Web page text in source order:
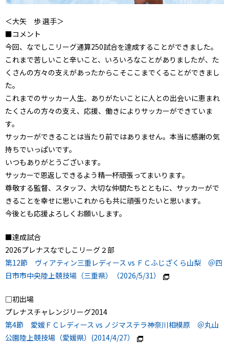
＜大矢 歩 選手＞
■コメント
今回、なでしこリーグ通算250試合を達成することができました。
これまで苦しいこと辛いこと、いろいろなことがありましたが、た
くさんの方々の支えがあったからこそここまでくることができまし
た。
これまでのサッカー人生、ありがたいことに人との出会いに恵まれ
たくさんの方々の支え、応援、働きによりサッカーができていま
す。
サッカーができることは当たり前ではありません。本当に感謝の気
持ちでいっぱいです。
いつもありがとうございます。
サッカーで恩返しできるよう精一杯頑張ってまいります。
尊敬する監督、スタッフ、大切な仲間たちとともに、サッカーがで
きることを幸せに思いこれからも共に頑張りたいと思います。
今後とも応援よろしくお願いします。
■達成試合
2026プレナスなでしこリーグ２部
第12節 ヴィアティン三重レディース vs ＦＣふじざくら山梨 ＠四
日市市中央陸上競技場（三重県）（2026/5/31）
□初出場
プレナスチャレンジリーグ2014
第4節 愛媛ＦＣレディース vs ノジマステラ神奈川相模原 ＠丸山
公園陸上競技場（愛媛県）(2014/4/27）